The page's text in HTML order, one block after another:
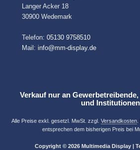
Langer Acker 18
30900 Wedemark
Telefon: 05130 9758510
Mail: info@mm-display.de
Verkauf nur an
und
Alle Preise exkl. gesetzl. MwSt. zzgl. Versandkosten.
entsprechen dem bisherigen Preis bei
Copyright © 2026 Multimedia Display |